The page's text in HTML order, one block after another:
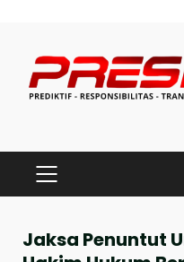
content
PRIMARY
MENU
Jaksa Penuntut